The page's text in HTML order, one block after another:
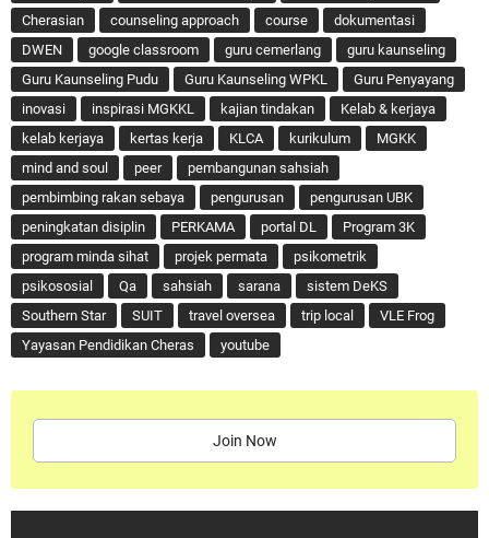
Cherasian
counseling approach course
dokumentasi
DWEN
google classroom guru cemerlang
guru kaunseling
Guru Kaunseling Pudu
Guru Kaunseling WPKL
Guru Penyayang
inovasi
inspirasi MGKKL kajian tindakan
Kelab & kerjaya
kelab kerjaya
kertas kerja KLCA kurikulum
MGKK
mind and soul
peer
pembangunan sahsiah
pembimbing rakan sebaya
pengurusan
pengurusan UBK
peningkatan disiplin
PERKAMA portal DL
Program 3K
program minda sihat
projek permata
psikometrik
psikososial
Qa sahsiah sarana
sistem DeKS
Southern Star
SUIT travel oversea trip local
VLE Frog
Yayasan Pendidikan Cheras
youtube
Join Now